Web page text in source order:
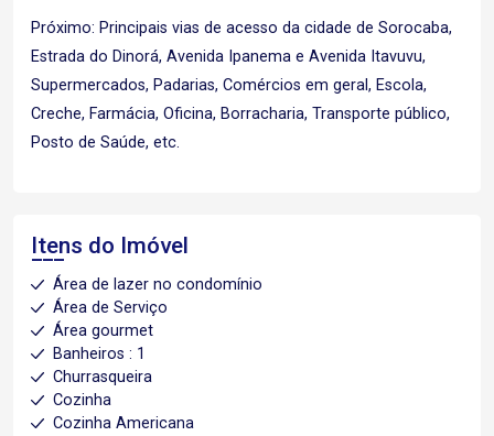
Próximo: Principais vias de acesso da cidade de Sorocaba,
Estrada do Dinorá, Avenida Ipanema e Avenida Itavuvu,
Supermercados, Padarias, Comércios em geral, Escola,
Creche, Farmácia, Oficina, Borracharia, Transporte público,
Posto de Saúde, etc.
Itens do Imóvel
Área de lazer no condomínio
Área de Serviço
Área gourmet
Banheiros : 1
Churrasqueira
Cozinha
Cozinha Americana